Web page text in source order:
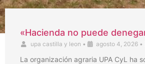
«Hacienda no puede
upa castilla y leon • agosto 4, 2026 •
La organización agraria UPA CyL ha